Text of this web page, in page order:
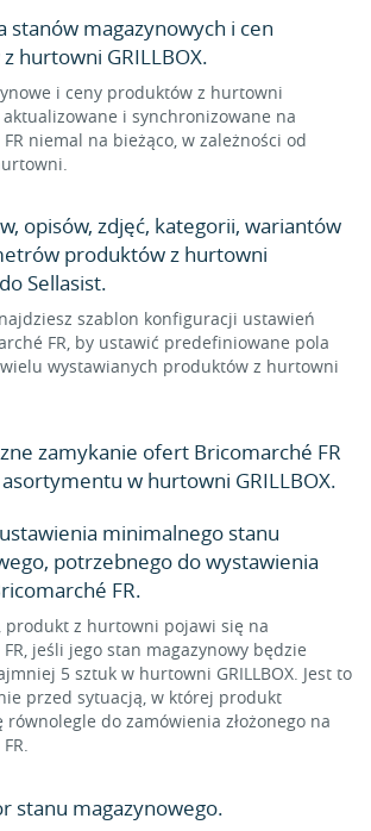
stanów magazynowych i cen
hurtowni GRILLBOX.
i ceny produktów z hurtowni
aktualizowane i synchronizowane na
niemal na bieżąco, w zależności od
opisów, zdjęć, kategorii, wariantów
produktów z hurtowni
Sellasist.
szablon konfiguracji ustawień
FR, by ustawić predefiniowane pola
wystawianych produktów z hurtowni
zamykanie ofert Bricomarché FR
w hurtowni GRILLBOX.
minimalnego stanu
potrzebnego do wystawienia
FR.
produkt z hurtowni pojawi się na
jeśli jego stan magazynowy będzie
5 sztuk w hurtowni GRILLBOX. Jest to
przed sytuacją, w której produkt
równolegle do zamówienia złożonego na
stanu magazynowego.